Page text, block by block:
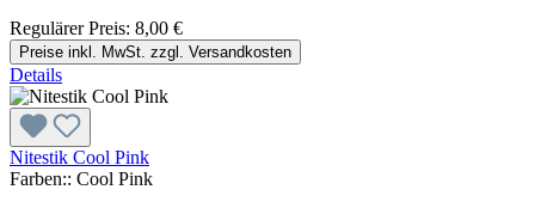
Regulärer Preis: 8,00 €
Preise inkl. MwSt. zzgl. Versandkosten
Details
Nitestik Cool Pink
Farben:: Cool Pink